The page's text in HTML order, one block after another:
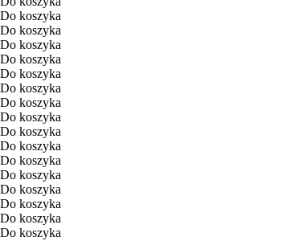
Do koszyka
Do koszyka
Do koszyka
Do koszyka
Do koszyka
Do koszyka
Do koszyka
Do koszyka
Do koszyka
Do koszyka
Do koszyka
Do koszyka
Do koszyka
Do koszyka
Do koszyka
Do koszyka